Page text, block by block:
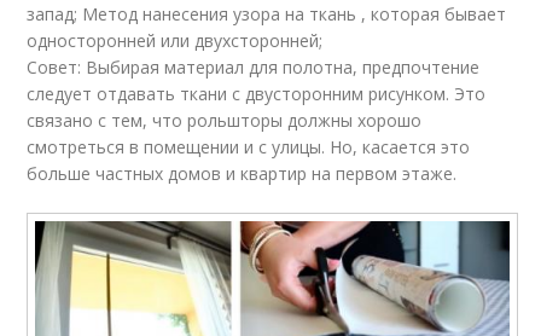
запад; Метод нанесения узора на ткань , которая бывает
односторонней или двухсторонней;
Совет: Выбирая материал для полотна, предпочтение
следует отдавать ткани с двусторонним рисунком. Это
связано с тем, что рольшторы должны хорошо
смотреться в помещении и с улицы. Но, касается это
больше частных домов и квартир на первом этаже.